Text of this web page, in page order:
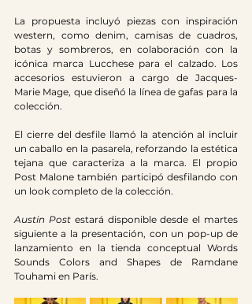
La propuesta incluyó piezas con inspiración
western, como denim, camisas de cuadros,
botas y sombreros, en colaboración con la
icónica marca Lucchese para el calzado. Los
accesorios estuvieron a cargo de Jacques-
Marie Mage, que diseñó la línea de gafas para la
colección.
El cierre del desfile llamó la atención al incluir
un caballo en la pasarela, reforzando la estética
tejana que caracteriza a la marca. El propio
Post Malone también participó desfilando con
un look completo de la colección.
Austin Post estará disponible desde el martes
siguiente a la presentación, con un pop-up de
lanzamiento en la tienda conceptual Words
Sounds Colors and Shapes de Ramdane
Touhami en París.